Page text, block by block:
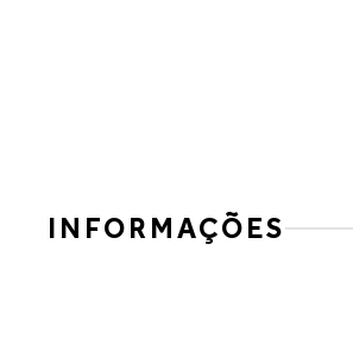
INFORMAÇÕES